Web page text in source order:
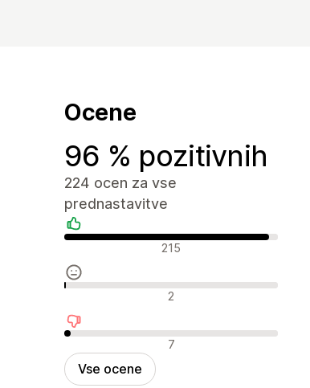
Ocene
96 % pozitivnih
224 ocen za vse
prednastavitve
Pozitivne ocene215
Nevtralne ocene 2
Negativne ocene 7
Vse ocene